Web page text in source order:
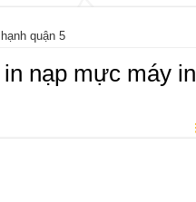
quận 5
nạp mực máy in